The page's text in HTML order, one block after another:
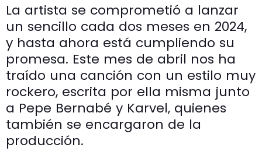
La artista se comprometió a lanzar
un sencillo cada dos meses en 2024,
y hasta ahora está cumpliendo su
promesa. Este mes de abril nos ha
traído una canción con un estilo muy
rockero, escrita por ella misma junto
a Pepe Bernabé y Karvel, quienes
también se encargaron de la
producción.